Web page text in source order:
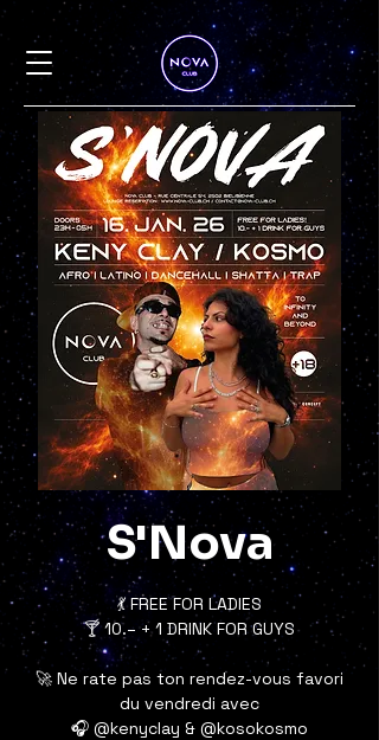
S'Nova
💃 FREE FOR LADIES
🍸 10.– + 1 DRINK FOR GUYS
🚀 Ne rate pas ton rendez-vous favori
du vendredi avec
🎧 @kenyclay & @kosokosmo